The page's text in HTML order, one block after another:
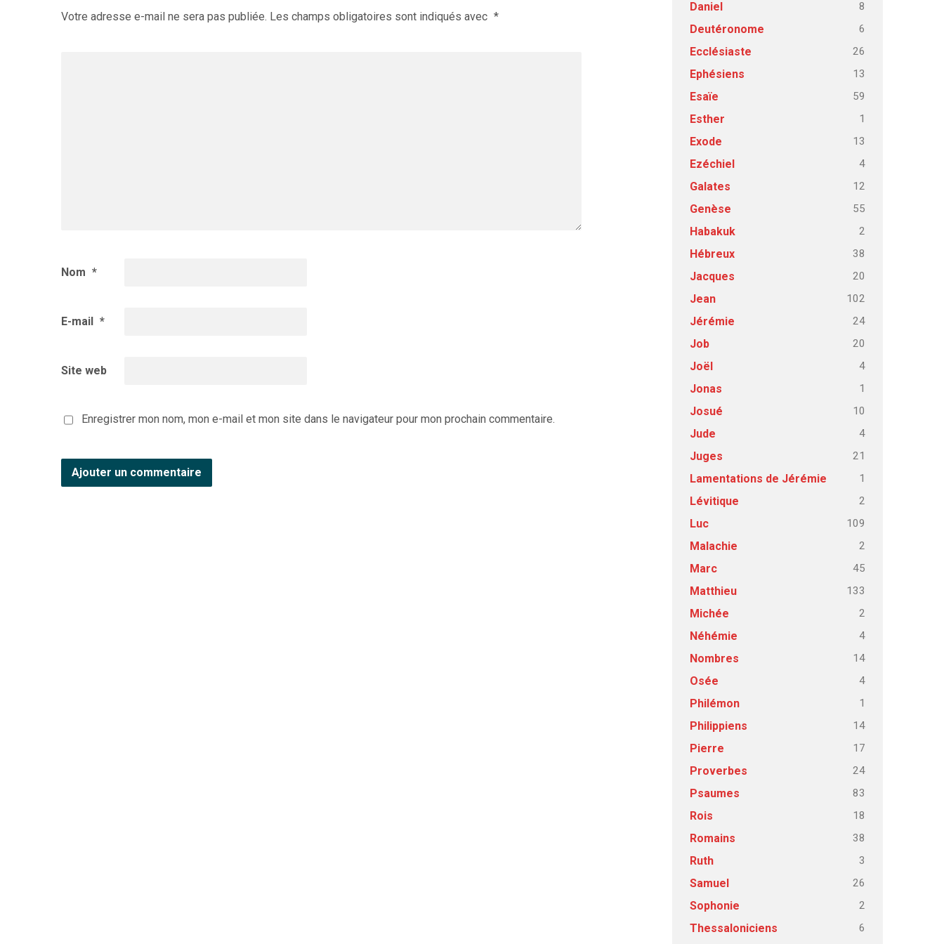
Votre adresse e-mail ne sera pas publiée. Les champs obligatoires sont indiqués avec *
Nom *
E-mail *
Site web
Enregistrer mon nom, mon e-mail et mon site dans le navigateur pour mon prochain commentaire.
Daniel 8
Deutéronome 6
Ecclésiaste 26
Ephésiens 13
Esaïe 59
Esther 1
Exode 13
Ezéchiel 4
Galates 12
Genèse 55
Habakuk 2
Hébreux 38
Jacques 20
Jean 102
Jérémie 24
Job 20
Joël 4
Jonas 1
Josué 10
Jude 4
Juges 21
Lamentations de Jérémie 1
Lévitique 2
Luc 109
Malachie 2
Marc 45
Matthieu 133
Michée 2
Néhémie 4
Nombres 14
Osée 4
Philémon 1
Philippiens 14
Pierre 17
Proverbes 24
Psaumes 83
Rois 18
Romains 38
Ruth 3
Samuel 26
Sophonie 2
Thessaloniciens
6